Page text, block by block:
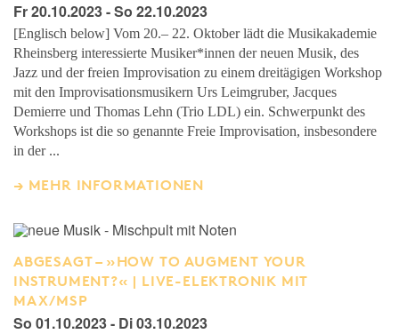
Fr 20.10.2023 - So 22.10.2023
[Englisch below] Vom 20.– 22. Oktober lädt die Musikakademie
Rheinsberg interessierte Musiker*innen der neuen Musik, des
Jazz und der freien Improvisation zu einem dreitägigen Workshop
mit den Improvisationsmusikern Urs Leimgruber, Jacques
Demierre und Thomas Lehn (Trio LDL) ein. Schwerpunkt des
Workshops ist die so genannte Freie Improvisation, insbesondere
in der ...
MEHR INFORMATIONEN
ABGESAGT – »HOW TO AUGMENT YOUR
INSTRUMENT?« | LIVE-ELEKTRONIK MIT
MAX/MSP
So 01.10.2023 - Di 03.10.2023